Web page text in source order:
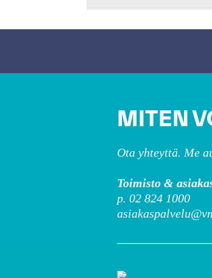
MITEN
Ota yhteyttä. Me
Toimisto &
p. 02 824 1000